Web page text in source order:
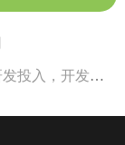
下一篇：浪美新材料董事长郭森浪：加大研发投入，开发更前沿的高端产品